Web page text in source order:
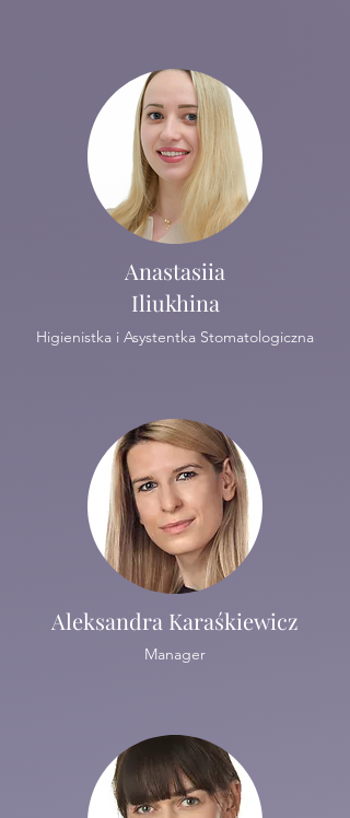
Anastasiia
Iliukhina
Higienistka i Asystentka Stomatologiczna
Aleksandra Karaśkiewicz
Manager